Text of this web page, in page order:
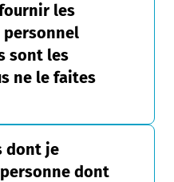
les
personnel
sont les
ne le faites
dont je
dont